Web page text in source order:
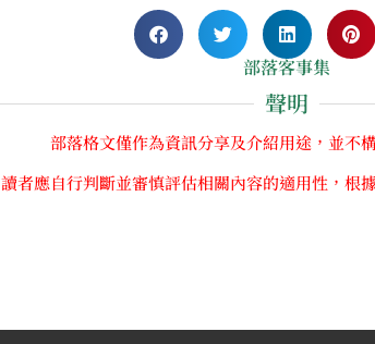
部落客事集
聲明
部落格文僅作為資訊分享及介紹用途，並不
讀者應自行判斷並審慎評估相關內容的適用性，根